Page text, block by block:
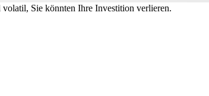
Sie könnten Ihre Investition verlieren.